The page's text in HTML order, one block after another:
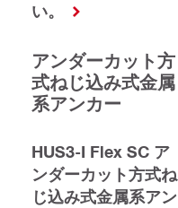
い。
アンダーカット方
式ねじ込み式金属
系アンカー
HUS3-I Flex SC ア
ンダーカット方式ね
じ込み式金属系アン